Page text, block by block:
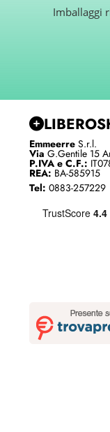
Imballaggi
Emmeerre S.r.l.
Via G.Gentile 15
P.IVA e C.F.:
REA: BA-585915
Tel: 0883-257229